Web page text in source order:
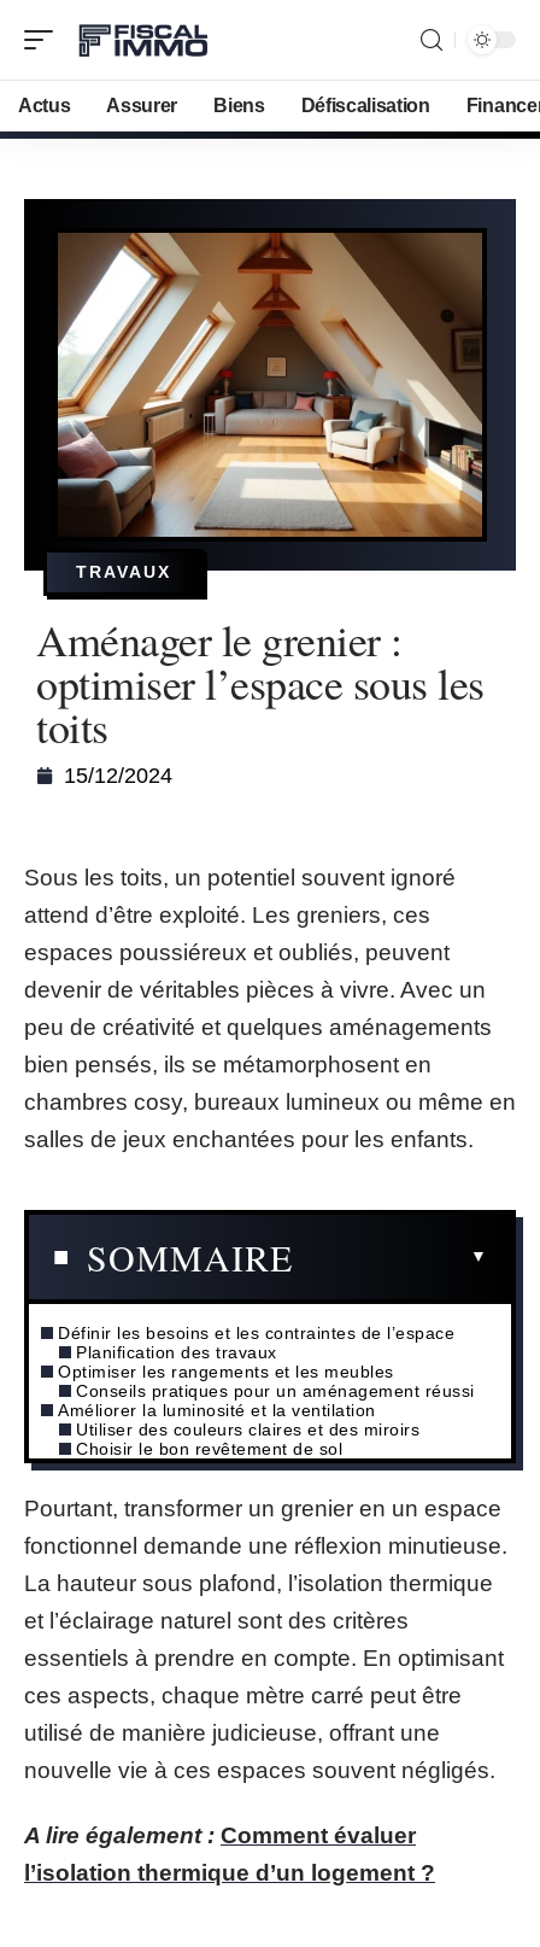
Actus Assurer Biens Défiscalisation
TRAVAUX
Aménager le grenier :
optimiser l’espace sous les
toits
15/12/2024
Sous les toits, un potentiel souvent ignoré
attend d’être exploité. Les greniers, ces
espaces poussiéreux et oubliés, peuvent
devenir de véritables pièces à vivre. Avec un
peu de créativité et quelques aménagements
bien pensés, ils se métamorphosent en
chambres cosy, bureaux lumineux ou même en
salles de jeux enchantées pour les enfants.
SOMMAIRE
Définir les besoins et les contraintes de l’espace
Planification des travaux
Optimiser les rangements et les meubles
Conseils pratiques pour un aménagement réussi
Améliorer la luminosité et la ventilation
Utiliser des couleurs claires et des miroirs
Choisir le bon revêtement de sol
Pourtant, transformer un grenier en un espace
fonctionnel demande une réflexion minutieuse.
La hauteur sous plafond, l’isolation thermique
et l’éclairage naturel sont des critères
essentiels à prendre en compte. En optimisant
ces aspects, chaque mètre carré peut être
utilisé de manière judicieuse, offrant une
nouvelle vie à ces espaces souvent négligés.
A lire également : Comment évaluer
l’isolation thermique d’un logement ?